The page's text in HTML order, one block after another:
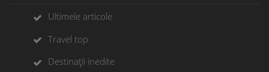
Ultimele articole
Travel top
Destinații inedite